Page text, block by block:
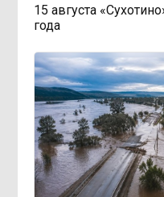
15 августа
года